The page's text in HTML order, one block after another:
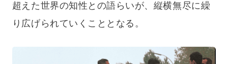
超えた世界の知性との語らいが、縦横無尽に繰
り広げられていくこととなる。